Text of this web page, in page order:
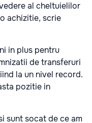
al cheltuielilor
achizitie, scrie
in plus pentru
de transferuri
la un nivel record.
pozitie in
sunt socat de ce am